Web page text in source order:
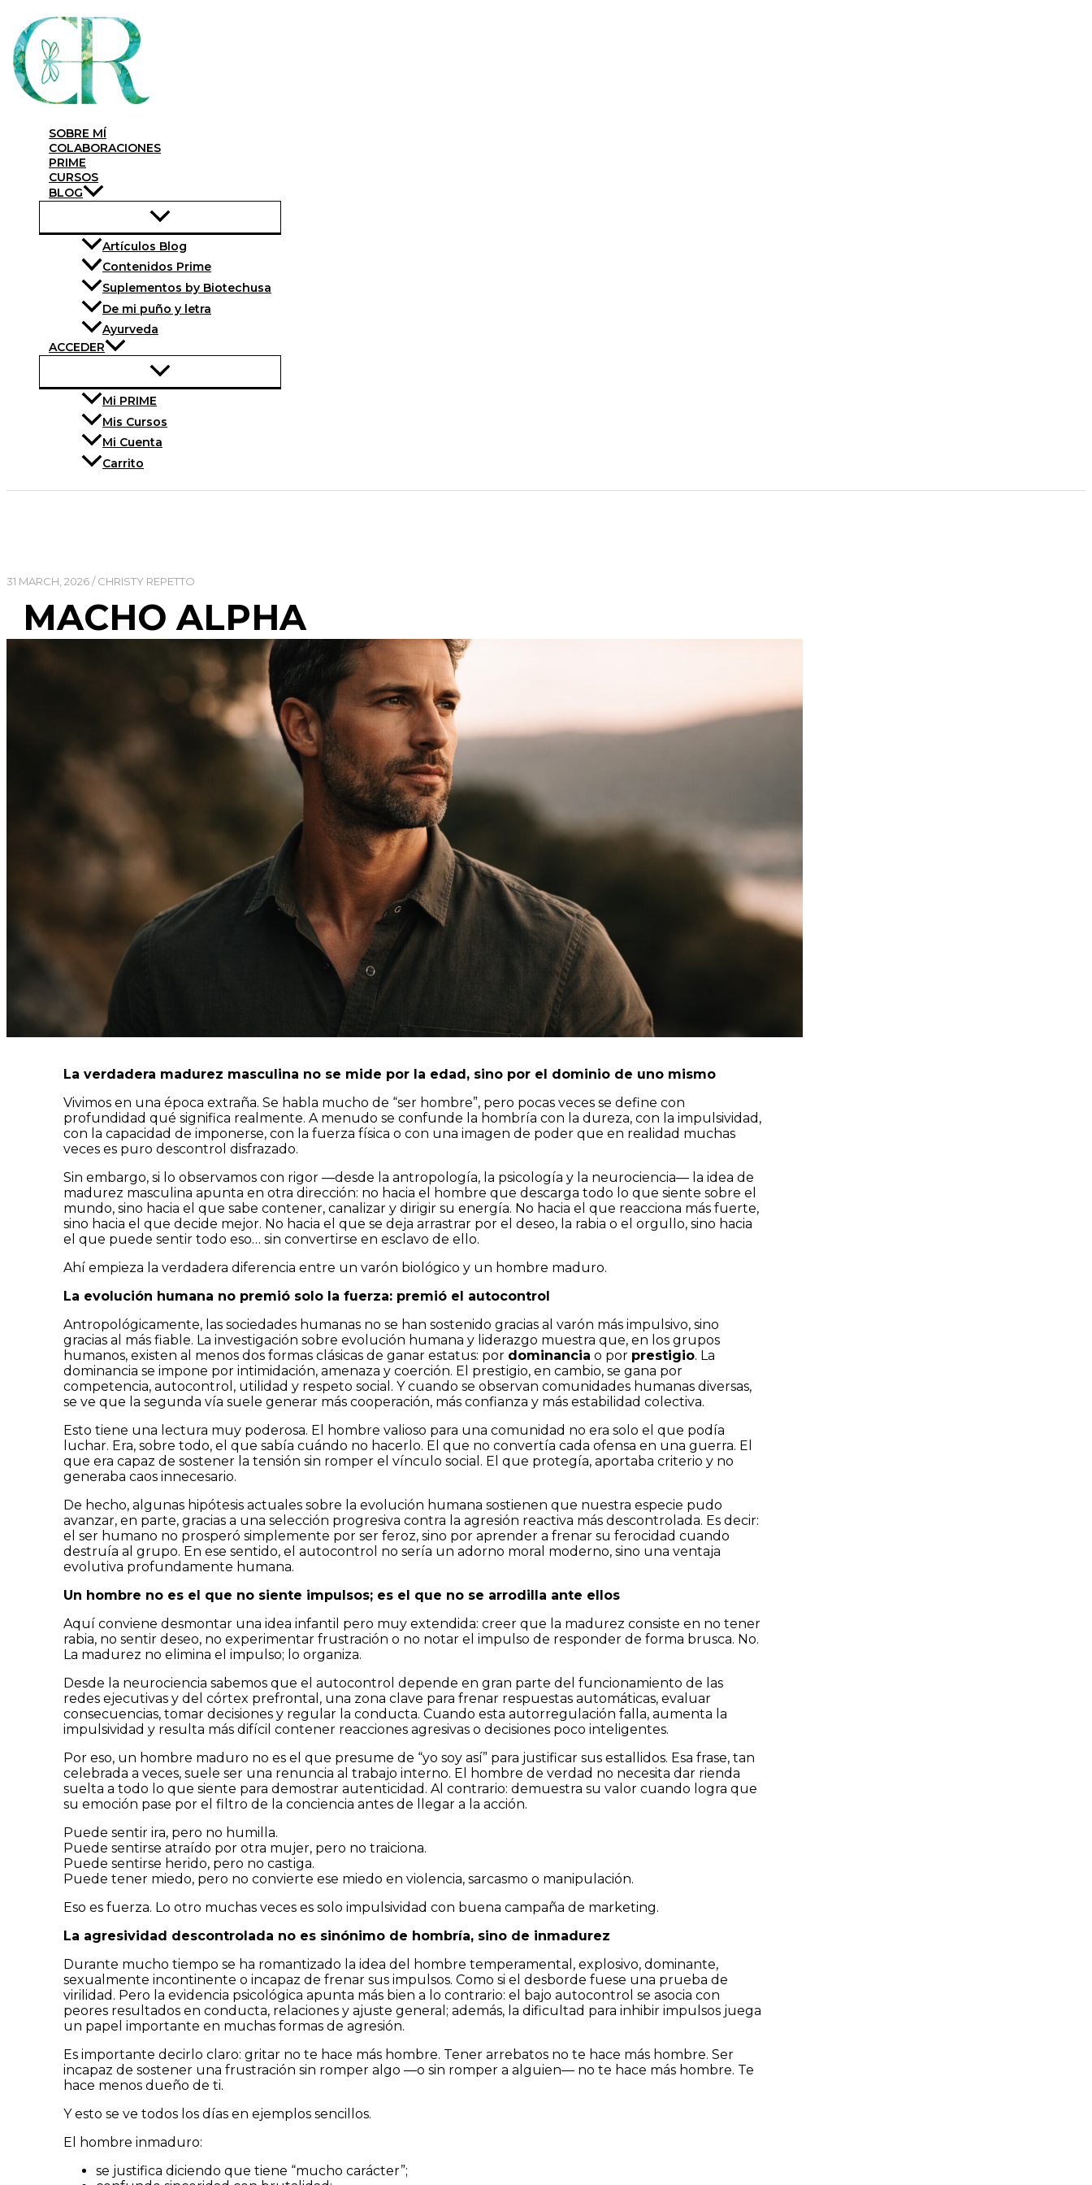
content
SOBRE MÍ
COLABORACIONES
PRIME
CURSOS
BLOG
Artículos Blog
Contenidos Prime
Suplementos by Biotechusa
De mi puño y letra
Ayurveda
ACCEDER
Mi PRIME
Mis Cursos
Mi Cuenta
Carrito
31 MARCH, 2026/ CHRISTY REPETTO
MACHO ALPHA
La verdadera madurez masculina no se mide por la edad, sino por el dominio de uno mismo
Vivimos en una época extraña. Se habla mucho de “ser hombre”, pero pocas veces se define con
profundidad qué significa realmente. A menudo se confunde la hombría con la dureza, con la impulsividad,
con la capacidad de imponerse, con la fuerza física o con una imagen de poder que en realidad muchas
veces es puro descontrol disfrazado.
Sin embargo, si lo observamos con rigor —desde la antropología, la psicología y la neurociencia— la idea de
madurez masculina apunta en otra dirección: no hacia el hombre que descarga todo lo que siente sobre el
mundo, sino hacia el que sabe contener, canalizar y dirigir su energía. No hacia el que reacciona más fuerte,
sino hacia el que decide mejor. No hacia el que se deja arrastrar por el deseo, la rabia o el orgullo, sino hacia
el que puede sentir todo eso… sin convertirse en esclavo de ello.
Ahí empieza la verdadera diferencia entre un varón biológico y un hombre maduro.
La evolución humana no premió solo la fuerza: premió el autocontrol
Antropológicamente, las sociedades humanas no se han sostenido gracias al varón más impulsivo, sino
gracias al más fiable. La investigación sobre evolución humana y liderazgo muestra que, en los grupos
humanos, existen al menos dos formas clásicas de ganar estatus: por dominancia o por prestigio. La
dominancia se impone por intimidación, amenaza y coerción. El prestigio, en cambio, se gana por
competencia, autocontrol, utilidad y respeto social. Y cuando se observan comunidades humanas diversas,
se ve que la segunda vía suele generar más cooperación, más confianza y más estabilidad colectiva.
Esto tiene una lectura muy poderosa. El hombre valioso para una comunidad no era solo el que podía
luchar. Era, sobre todo, el que sabía cuándo no hacerlo. El que no convertía cada ofensa en una guerra. El
que era capaz de sostener la tensión sin romper el vínculo social. El que protegía, aportaba criterio y no
generaba caos innecesario.
De hecho, algunas hipótesis actuales sobre la evolución humana sostienen que nuestra especie pudo
avanzar, en parte, gracias a una selección progresiva contra la agresión reactiva más descontrolada. Es decir:
el ser humano no prosperó simplemente por ser feroz, sino por aprender a frenar su ferocidad cuando
destruía al grupo. En ese sentido, el autocontrol no sería un adorno moral moderno, sino una ventaja
evolutiva profundamente humana.
Un hombre no es el que no siente impulsos; es el que no se arrodilla ante ellos
Aquí conviene desmontar una idea infantil pero muy extendida: creer que la madurez consiste en no tener
rabia, no sentir deseo, no experimentar frustración o no notar el impulso de responder de forma brusca. No.
La madurez no elimina el impulso; lo organiza.
Desde la neurociencia sabemos que el autocontrol depende en gran parte del funcionamiento de las
redes ejecutivas y del córtex prefrontal, una zona clave para frenar respuestas automáticas, evaluar
consecuencias, tomar decisiones y regular la conducta. Cuando esta autorregulación falla, aumenta la
impulsividad y resulta más difícil contener reacciones agresivas o decisiones poco inteligentes.
Por eso, un hombre maduro no es el que presume de “yo soy así” para justificar sus estallidos. Esa frase, tan
celebrada a veces, suele ser una renuncia al trabajo interno. El hombre de verdad no necesita dar rienda
suelta a todo lo que siente para demostrar autenticidad. Al contrario: demuestra su valor cuando logra que
su emoción pase por el filtro de la conciencia antes de llegar a la acción.
Puede sentir ira, pero no humilla.
Puede sentirse atraído por otra mujer, pero no traiciona.
Puede sentirse herido, pero no castiga.
Puede tener miedo, pero no convierte ese miedo en violencia, sarcasmo o manipulación.
Eso es fuerza. Lo otro muchas veces es solo impulsividad con buena campaña de marketing.
La agresividad descontrolada no es sinónimo de hombría, sino de inmadurez
Durante mucho tiempo se ha romantizado la idea del hombre temperamental, explosivo, dominante,
sexualmente incontinente o incapaz de frenar sus impulsos. Como si el desborde fuese una prueba de
virilidad. Pero la evidencia psicológica apunta más bien a lo contrario: el bajo autocontrol se asocia con
peores resultados en conducta, relaciones y ajuste general; además, la dificultad para inhibir impulsos juega
un papel importante en muchas formas de agresión.
Es importante decirlo claro: gritar no te hace más hombre. Tener arrebatos no te hace más hombre. Ser
incapaz de sostener una frustración sin romper algo —o sin romper a alguien— no te hace más hombre. Te
hace menos dueño de ti.
Y esto se ve todos los días en ejemplos sencillos.
El hombre inmaduro:
se justifica diciendo que tiene “mucho carácter”;